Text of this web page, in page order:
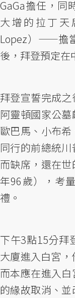
GaGa擔任，同
大增的拉丁
Lopez）——擔
後，拜登預定在
拜登宣誓完成
阿靈頓國家公
歐巴馬、小布
同行的前總統
而缺席，還在
年96歲），考
禮。
下午3點15分拜
大廈進入白宮，
而本應在進入
的緣故取消、